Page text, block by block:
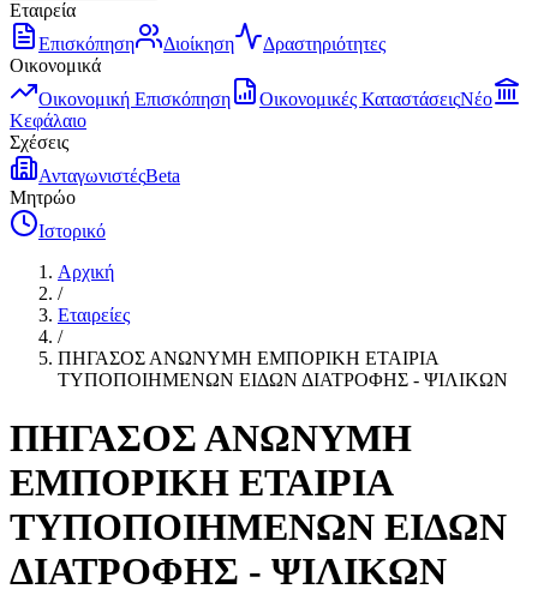
Εταιρεία
Επισκόπηση
Διοίκηση
Δραστηριότητες
Οικονομικά
Οικονομική Επισκόπηση
Οικονομικές ΚαταστάσειςΝέο
Κεφάλαιο
Σχέσεις
ΑνταγωνιστέςBeta
Μητρώο
Ιστορικό
Αρχική
/
Εταιρείες
/
ΠΗΓΑΣΟΣ ΑΝΩΝΥΜΗ ΕΜΠΟΡΙΚΗ ΕΤΑΙΡΙΑ
ΤΥΠΟΠΟΙΗΜΕΝΩΝ ΕΙΔΩΝ ΔΙΑΤΡΟΦΗΣ - ΨΙΛΙΚΩΝ
ΠΗΓΑΣΟΣ ΑΝΩΝΥΜΗ
ΕΜΠΟΡΙΚΗ ΕΤΑΙΡΙΑ
ΤΥΠΟΠΟΙΗΜΕΝΩΝ ΕΙΔΩΝ
ΔΙΑΤΡΟΦΗΣ - ΨΙΛΙΚΩΝ